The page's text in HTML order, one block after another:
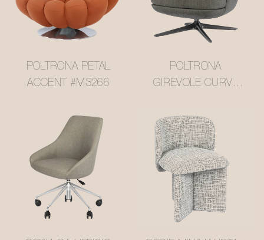
POLTRONA PETAL
ACCENT #M3266
POLTRONA
GIREVOLE CURVA